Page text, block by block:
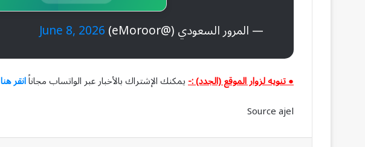
— المرور السعودي (@eMoroor) June 8, 2026
● تنويه لزوار الموقع (الجدد) :-يمكنك الإشتراك بالأخبار عبر الواتساب مجاناًانقر هنا
Source ajel